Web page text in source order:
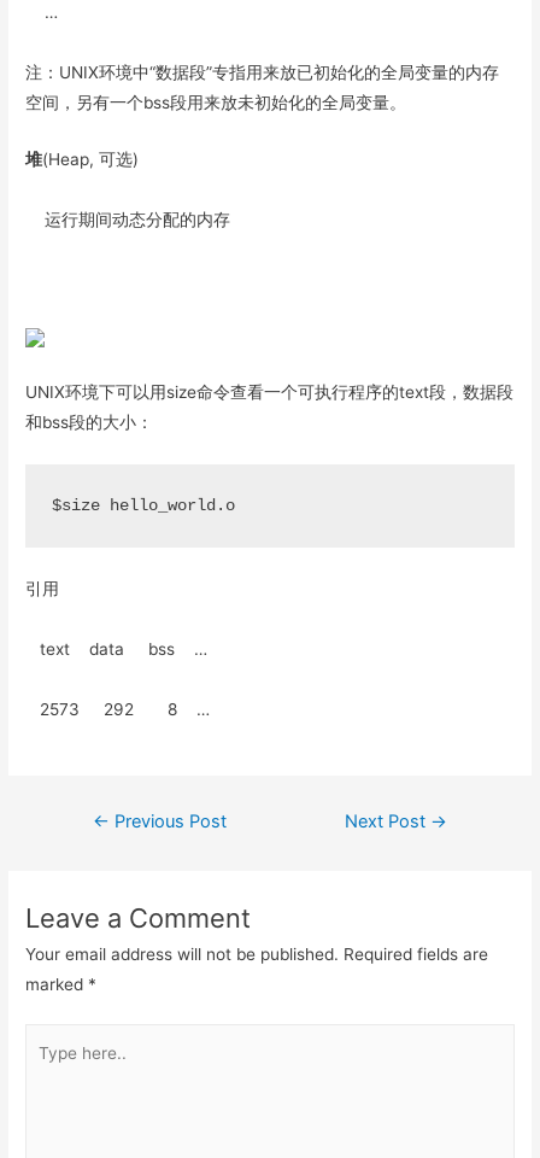
…
注：UNIX环境中“数据段”专指用来放已初始化的全局变量的内存
空间，另有一个bss段用来放未初始化的全局变量。
堆(Heap, 可选)
运行期间动态分配的内存
UNIX环境下可以用size命令查看一个可执行程序的text段，数据段
和bss段的大小：
$size hello_world.o
引用
text data bss …
2573 292 8 …
Post
← Previous Post Next Post →
Leave a Comment
Your email address will not be published. Required fields are
marked *
here..